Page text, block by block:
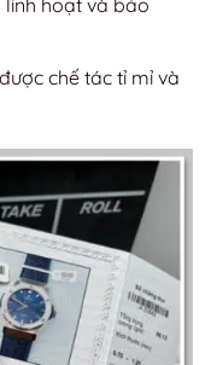
linh hoạt và bảo
chế tác tỉ mỉ và